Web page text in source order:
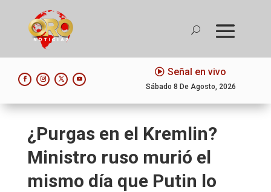
Señal en vivo
Sábado 8 De Agosto, 2026
¿Purgas en el Kremlin?
Ministro ruso murió el
mismo día que Putin lo